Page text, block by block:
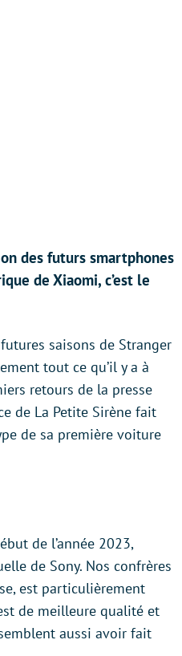
des futurs smartphones
de Xiaomi, c’est le
saisons de Stranger
tout ce qu’il y a à
retours de la presse
de La Petite Sirène fait
de sa première voiture
de l’année 2023,
de Sony. Nos confrères
est particulièrement
de meilleure qualité et
aussi avoir fait